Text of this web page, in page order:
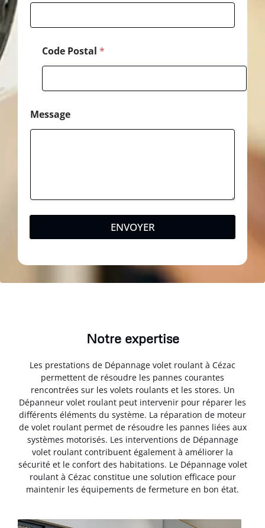
Code Postal *
Message
ENVOYER
Notre expertise
Les prestations de Dépannage volet roulant à Cézac
permettent de résoudre les pannes courantes
rencontrées sur les volets roulants et les stores. Un
Dépanneur volet roulant peut intervenir pour réparer les
différents éléments du système. La réparation de moteur
de volet roulant permet de résoudre les pannes liées aux
systèmes motorisés. Les interventions de Dépannage
volet roulant contribuent également à améliorer la
sécurité et le confort des habitations. Le Dépannage volet
roulant à Cézac constitue une solution efficace pour
maintenir les équipements de fermeture en bon état.